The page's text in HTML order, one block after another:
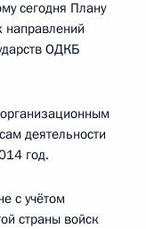
сегодня Плану
ОДКБ
деятельности
год.
с учётом
страны войск